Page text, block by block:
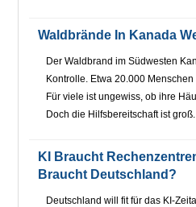
Waldbrände In Kanada
Der Waldbrand im Südwesten
Kontrolle. Etwa 20.000
Für viele ist ungewiss, ob ihre
Doch die Hilfsbereitschaft ist
KI Braucht
Braucht Deutschland?
Deutschland will fit für das KI-